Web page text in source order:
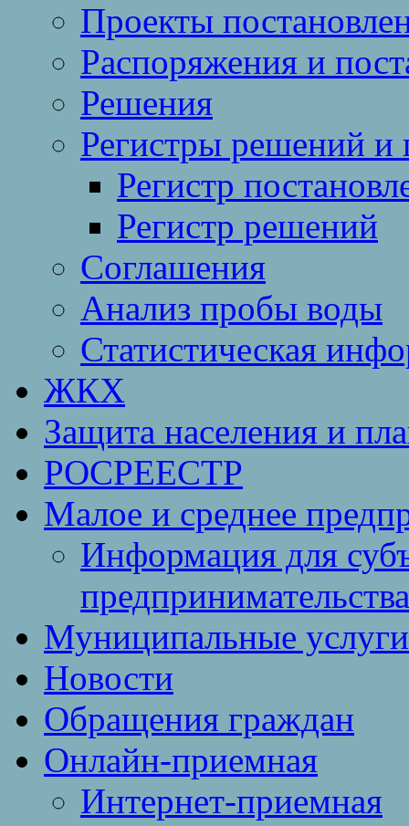
Проекты
Распоряжения и
Решения
Регистры решений и
Регистр
Регистр решений
Соглашения
Анализ пробы воды
Статистическая
ЖКХ
Защита населения и
РОСРЕЕСТР
Малое и среднее
Информация для
предпринимательства
Муниципальные
Новости
Обращения граждан
Онлайн-приемная
Интернет-приемная